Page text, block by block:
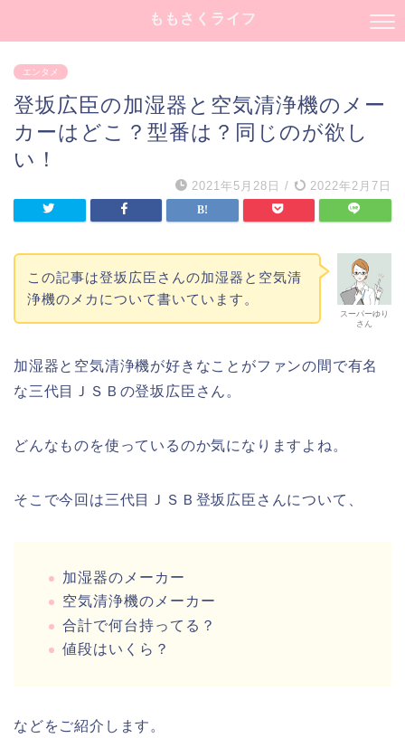
ももさくライフ
エンタメ
登坂広臣の加湿器と空気清浄機のメー
カーはどこ？型番は？同じのが欲し
い！
2021年5月28日 / 2022年2月7日
スーパーゆり
さん
この記事は登坂広臣さんの加湿器と空気清
浄機のメカについて書いています。
加湿器と空気清浄機が好きなことがファンの間で有名
な三代目ＪＳＢの登坂広臣さん。
どんなものを使っているのか気になりますよね。
そこで今回は三代目ＪＳＢ登坂広臣さんについて、
加湿器のメーカー
空気清浄機のメーカー
合計で何台持ってる？
値段はいくら？
などをご紹介します。